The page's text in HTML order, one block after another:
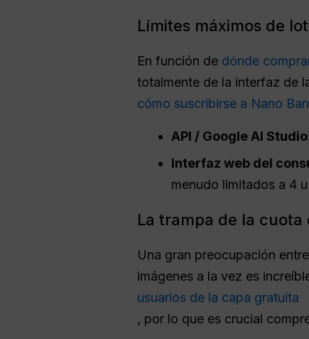
Límites máximos de
En función de dónde
totalmente de la interfaz de
cómo suscribirse a Nano
API / Google AI Studio
Interfaz web del
menudo limitados a 4
La trampa de la
Una gran preocupación
imágenes a la vez es
usuarios de la capa gratuita
, por lo que es crucial